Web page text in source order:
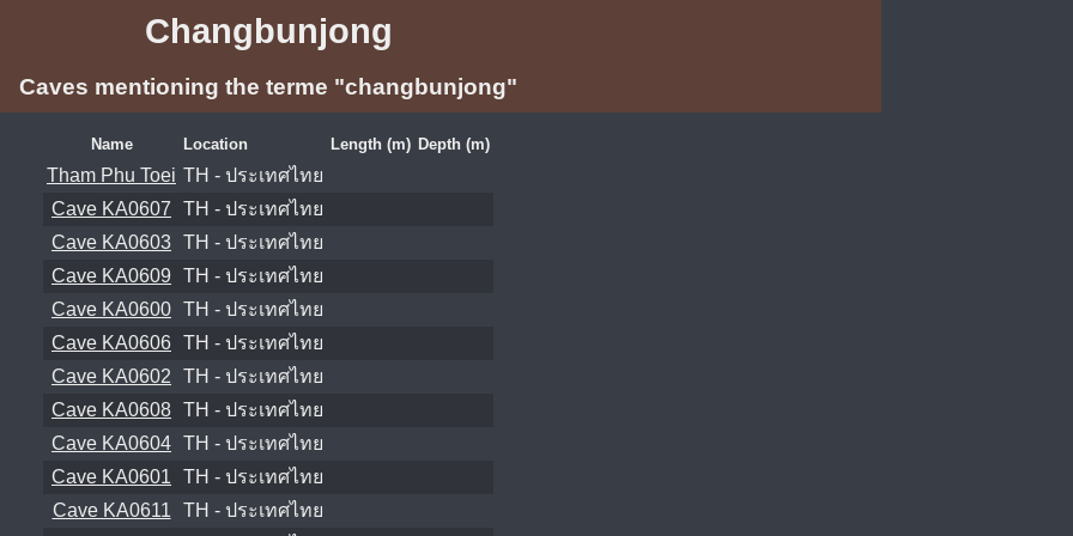
Changbunjong
Caves mentioning the terme "changbunjong"
Name Location Length (m) Depth (m)
Tham Phu Toei TH - ประเทศไทย
Cave KA0607
TH - ประเทศไทย
Cave KA0603 TH - ประเทศไทย
Cave KA0609
TH - ประเทศไทย
Cave KA0600 TH - ประเทศไทย
Cave KA0606 TH - ประเทศไทย
Cave KA0602
TH - ประเทศไทย
Cave KA0608 TH - ประเทศไทย
Cave KA0604 TH - ประเทศไทย
Cave KA0601
TH - ประเทศไทย
Cave KA0611
TH - ประเทศไทย